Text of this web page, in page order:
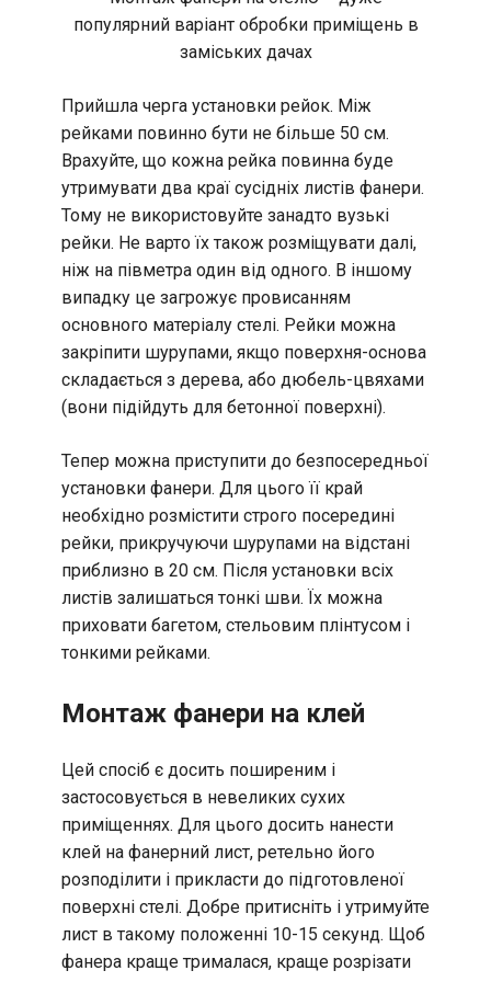
популярний варіант обробки приміщень в
заміських дачах
Прийшла черга установки рейок. Між
рейками повинно бути не більше 50 см.
Врахуйте, що кожна рейка повинна буде
утримувати два краї сусідніх листів фанери.
Тому не використовуйте занадто вузькі
рейки. Не варто їх також розміщувати далі,
ніж на півметра один від одного. В іншому
випадку це загрожує провисанням
основного матеріалу стелі. Рейки можна
закріпити шурупами, якщо поверхня-основа
складається з дерева, або дюбель-цвяхами
(вони підійдуть для бетонної поверхні).
Тепер можна приступити до безпосередньої
установки фанери. Для цього її край
необхідно розмістити строго посередині
рейки, прикручуючи шурупами на відстані
приблизно в 20 см. Після установки всіх
листів залишаться тонкі шви. Їх можна
приховати багетом, стельовим плінтусом і
тонкими рейками.
Монтаж фанери на клей
Цей спосіб є досить поширеним і
застосовується в невеликих сухих
приміщеннях. Для цього досить нанести
клей на фанерний лист, ретельно його
розподілити і прикласти до підготовленої
поверхні стелі. Добре притисніть і утримуйте
лист в такому положенні 10-15 секунд. Щоб
фанера краще трималася, краще розрізати